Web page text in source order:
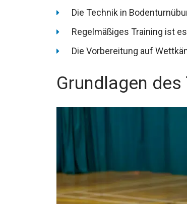
Die Technik in
Regelmäßiges Training ist
Die Vorbereitung auf
Grundlagen